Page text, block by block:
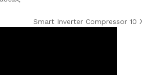
Smart Inverter Compressor 10